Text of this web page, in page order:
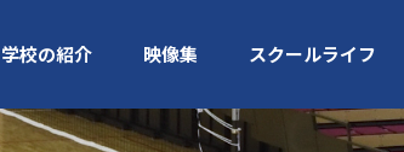
学校の紹介 映像集 スクールライフ